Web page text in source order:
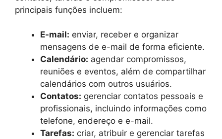
principais funções incluem:
E-mail: enviar, receber e organizar
mensagens de e-mail de forma eficiente.
Calendário: agendar compromissos,
reuniões e eventos, além de compartilhar
calendários com outros usuários.
Contatos: gerenciar contatos pessoais e
profissionais, incluindo informações como
telefone, endereço e e-mail.
Tarefas: criar, atribuir e gerenciar tarefas